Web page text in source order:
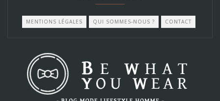
MENTIONS LÉGALES QUI SOMMES-NOUS ? CONTACT